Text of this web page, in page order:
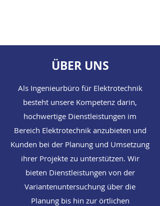
ÜBER UNS
Als Ingenieurbüro für Elektrotechnik
besteht unsere Kompetenz darin,
hochwertige Dienstleistungen im
Bereich Elektrotechnik anzubieten und
Kunden bei der Planung und Umsetzung
ihrer Projekte zu unterstützen. Wir
bieten Dienstleistungen von der
Variantenuntersuchung über die
Planung bis hin zur örtlichen